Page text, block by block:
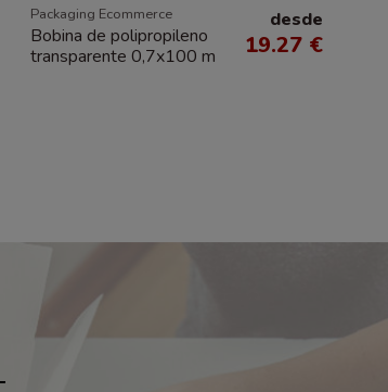
Packaging Ecommerce
Bobina de polipropileno
transparente 0,7x100 m
desde
19.27 €